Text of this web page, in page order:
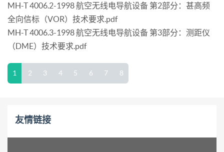
MH-T 4006.2-1998 航空无线电导航设备 第2部分：甚高频
全向信标（VOR）技术要求.pdf
MH-T 4006.3-1998 航空无线电导航设备 第3部分：测距仪
（DME）技术要求.pdf
1 2 3 4 5 6 7 8
友情链接